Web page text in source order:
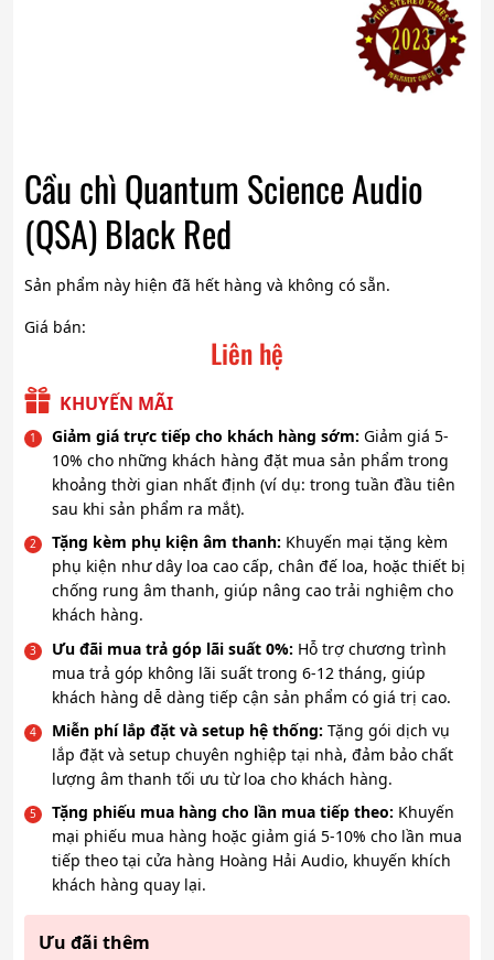
Cầu chì Quantum Science Audio
(QSA) Black Red
Sản phẩm này hiện đã hết hàng và không có sẵn.
Giá bán:
Liên hệ
KHUYẾN MÃI
Giảm giá trực tiếp cho khách hàng sớm: Giảm giá 5-
10% cho những khách hàng đặt mua sản phẩm trong
khoảng thời gian nhất định (ví dụ: trong tuần đầu tiên
sau khi sản phẩm ra mắt).
Tặng kèm phụ kiện âm thanh: Khuyến mại tặng kèm
phụ kiện như dây loa cao cấp, chân đế loa, hoặc thiết bị
chống rung âm thanh, giúp nâng cao trải nghiệm cho
khách hàng.
Ưu đãi mua trả góp lãi suất 0%: Hỗ trợ chương trình
mua trả góp không lãi suất trong 6-12 tháng, giúp
khách hàng dễ dàng tiếp cận sản phẩm có giá trị cao.
Miễn phí lắp đặt và setup hệ thống: Tặng gói dịch vụ
lắp đặt và setup chuyên nghiệp tại nhà, đảm bảo chất
lượng âm thanh tối ưu từ loa cho khách hàng.
Tặng phiếu mua hàng cho lần mua tiếp theo: Khuyến
mại phiếu mua hàng hoặc giảm giá 5-10% cho lần mua
tiếp theo tại cửa hàng Hoàng Hải Audio, khuyến khích
khách hàng quay lại.
Ưu đãi thêm